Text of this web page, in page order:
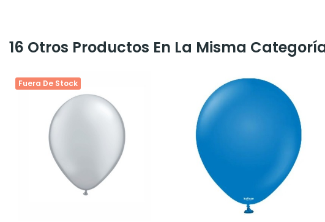
16 Otros Productos En La Misma
Fuera De Stock